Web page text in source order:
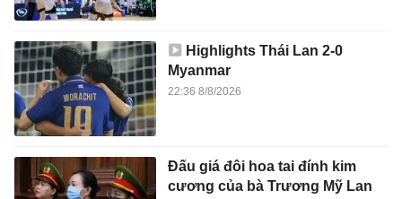
Highlights Thái Lan 2-0
Myanmar
22:36 8/8/2026
Đấu giá đôi hoa tai đính kim
cương của bà Trương Mỹ Lan